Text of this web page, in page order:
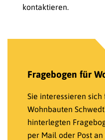
kontaktieren.
Fragebogen für
Sie interessieren
Wohnbauten
hinterlegten
per Mail oder Post